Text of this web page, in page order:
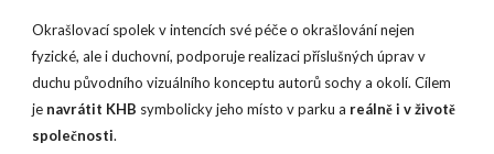
Okrašlovací spolek v intencích své péče o okrašlování nejen
fyzické, ale i duchovní, podporuje realizaci příslušných úprav v
duchu původního vizuálního konceptu autorů sochy a okolí. Cílem
je navrátit KHB symbolicky jeho místo v parku a reálně i v životě
společnosti.